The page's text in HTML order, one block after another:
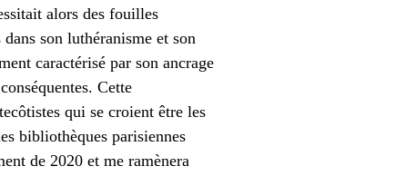
alors des fouilles
son luthéranisme et son
caractérisé par son ancrage
Cette
qui se croient être les
bibliothèques parisiennes
de 2020 et me ramènera